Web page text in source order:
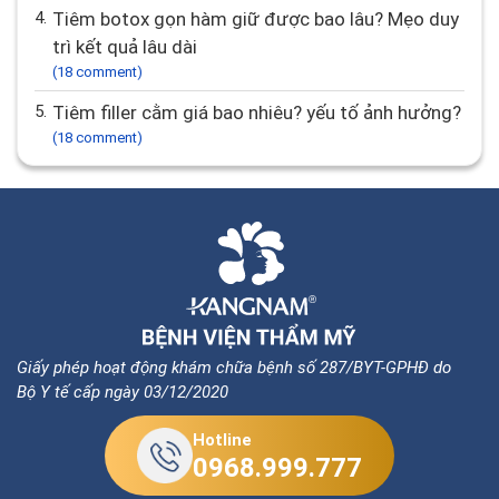
4. Tiêm botox gọn hàm giữ được bao lâu? Mẹo duy
trì kết quả lâu dài
(18 comment)
5. Tiêm filler cằm giá bao nhiêu? yếu tố ảnh hưởng?
(18 comment)
Giấy phép hoạt động khám chữa bệnh số 287/BYT-GPHĐ do
Bộ Y tế cấp ngày 03/12/2020
Hotline
0968.999.777